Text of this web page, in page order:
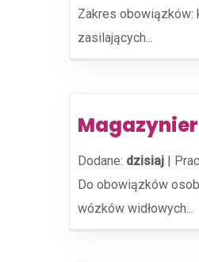
Zakres obowiązków:
zasilających...
Dodane: dzisiaj |
Do obowiązków
wózków widłowych...